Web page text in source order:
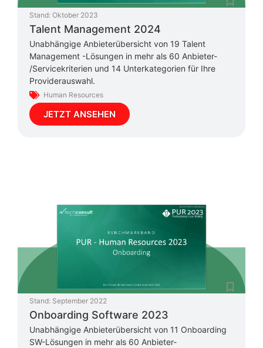
Stand: Oktober 2023
Talent Management 2024
Unabhängige Anbieterübersicht von 19 Talent
Management -Lösungen in mehr als 60 Anbieter-
/Servicekriterien und 14 Unterkategorien für Ihre
Providerauswahl.
Human Resources
JETZT ANSEHEN
Stand: September 2022
Onboarding Software 2023
Unabhängige Anbieterübersicht von 11 Onboarding
SW-Lösungen in mehr als 60 Anbieter-